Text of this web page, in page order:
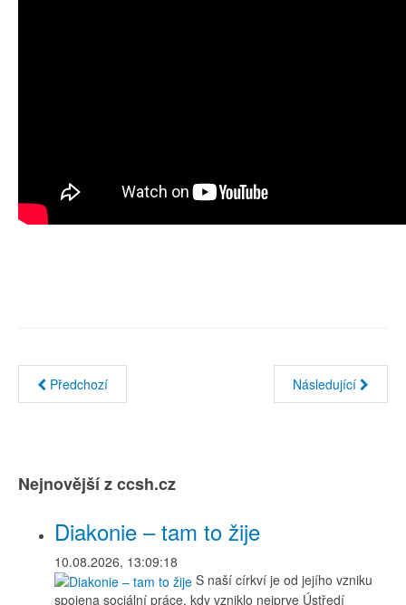
Předchozí Následující
Nejnovější z ccsh.cz
Diakonie – tam to žije
10.08.2026, 13:09:18
S naší církví je od jejího vzniku
spojena sociální práce, kdy vzniklo nejprve Ústředí